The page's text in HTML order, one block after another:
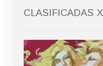
CLASIFICADAS X